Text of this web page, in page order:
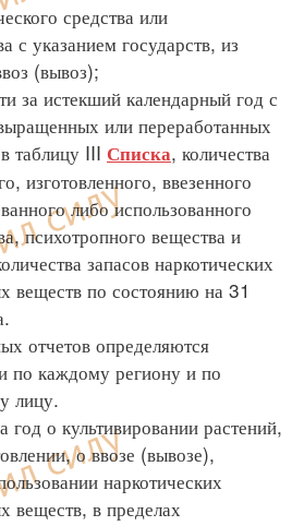
средства или
с указанием государств, из
(вывоз);
за истекший календарный год с
или переработанных
таблицу III Списка, количества
изготовленного, ввезенного
либо использованного
психотропного вещества и
запасов наркотических
веществ по состоянию на 31
отчетов определяются
по каждому региону и по
лицу.
о культивировании растений,
о ввозе (вывозе),
наркотических
веществ, в пределах